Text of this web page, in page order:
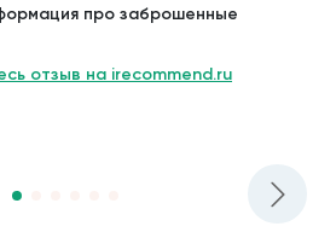
про заброшенные
отзыв на irecommend.ru